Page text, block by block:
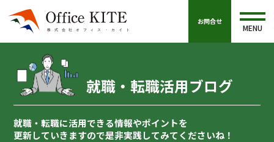
お問合せ
MENU
就職・転職活用ブログ
就職・転職に活用できる情報やポイントを
更新していきますので是非実践してみてくださいね！